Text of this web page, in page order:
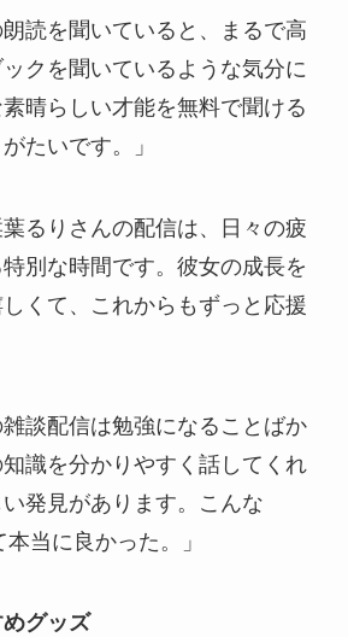
朗読を聞いていると、まるで高
クを聞いているような気分に
晴らしい才能を無料で聞ける
たいです。」
葉るりさんの配信は、日々の疲
別な時間です。彼女の成長を
くて、これからもずっと応援
雑談配信は勉強になることばか
識を分かりやすく話してくれ
発見があります。こんな
当に良かった。」
グッズ